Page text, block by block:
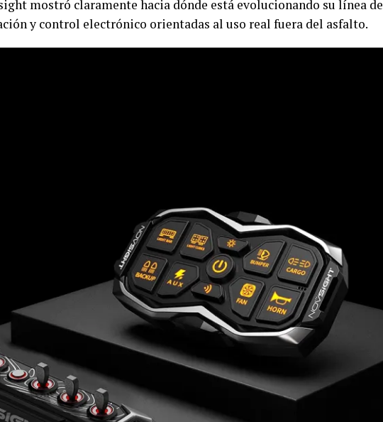
mostró claramente hacia dónde está evolucionando su línea de
y control electrónico orientadas al uso real fuera del asfalto.